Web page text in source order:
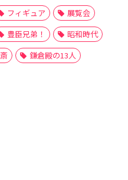
フィギュア
展覧会
豊臣兄弟！
昭和時代
鎌倉殿の13人